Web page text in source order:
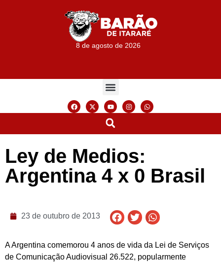
8 de agosto de 2026
Ley de Medios:
Argentina 4 x 0 Brasil
23 de outubro de 2013
A Argentina comemorou 4 anos de vida da Lei de Serviços
de Comunicação Audiovisual 26.522, popularmente